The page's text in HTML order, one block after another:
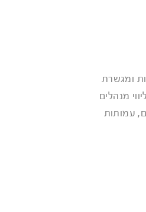
ומגשרת
מנהלים
עמותות